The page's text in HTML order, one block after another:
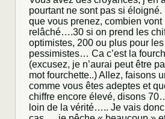
pourtant ne sont pas si
que vous prenez, combien vont
relâché….30 si on prend les
optimistes, 200 ou plus pour
pessimistes… Ca c’est la
(excusez, je n’aurai peut être
mot fourchette..) Allez, faisons
comme vous êtes adeptes et
chiffre encore élevé, disons
loin de la vérité….. Je vais